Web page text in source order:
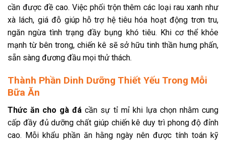
cần được đề cao. Việc phối trộn thêm các loại rau xanh như
xà lách, giá đỗ giúp hỗ trợ hệ tiêu hóa hoạt động trơn tru,
ngăn ngừa tình trạng đầy bụng khó tiêu. Khi cơ thể khỏe
mạnh từ bên trong, chiến kê sẽ sở hữu tinh thần hưng phấn,
sẵn sàng đương đầu mọi thử thách.
Thành Phần Dinh Dưỡng Thiết Yếu Trong Mỗi
Bữa Ăn
Thức ăn cho gà đá cần sự tỉ mỉ khi lựa chọn nhằm cung
cấp đầy đủ dưỡng chất giúp chiến kê duy trì phong độ đỉnh
cao. Mỗi khẩu phần ăn hằng ngày nên được tính toán kỹ